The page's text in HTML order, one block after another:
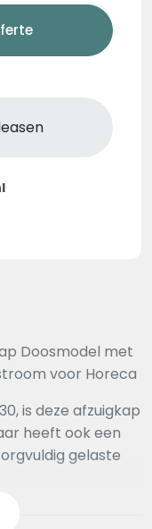
Doosmodel met
voor Horeca
is deze afzuigkap
heeft ook een
gelaste
u altijd goed zicht